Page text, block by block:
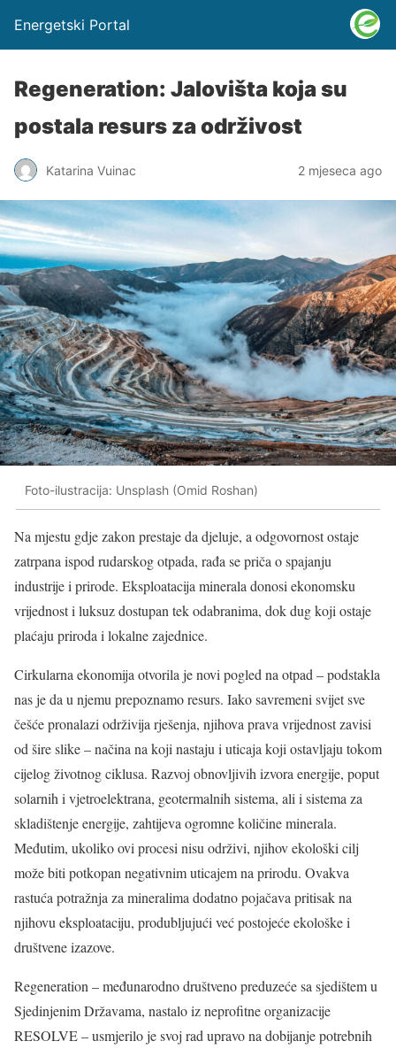
Energetski Portal
Regeneration: Jalovišta koja su
postala resurs za održivost
Katarina Vuinac 2 mjeseca ago
Foto-ilustracija: Unsplash (Omid Roshan)
Na mjestu gdje zakon prestaje da djeluje, a odgovornost ostaje
zatrpana ispod rudarskog otpada, rađa se priča o spajanju
industrije i prirode. Eksploatacija minerala donosi ekonomsku
vrijednost i luksuz dostupan tek odabranima, dok dug koji ostaje
plaćaju priroda i lokalne zajednice.
Cirkularna ekonomija otvorila je novi pogled na otpad – podstakla
nas je da u njemu prepoznamo resurs. Iako savremeni svijet sve
češće pronalazi održivija rješenja, njihova prava vrijednost zavisi
od šire slike – načina na koji nastaju i uticaja koji ostavljaju tokom
cijelog životnog ciklusa. Razvoj obnovljivih izvora energije, poput
solarnih i vjetroelektrana, geotermalnih sistema, ali i sistema za
skladištenje energije, zahtijeva ogromne količine minerala.
Međutim, ukoliko ovi procesi nisu održivi, njihov ekološki cilj
može biti potkopan negativnim uticajem na prirodu. Ovakva
rastuća potražnja za mineralima dodatno pojačava pritisak na
njihovu eksploataciju, produbljujući već postojeće ekološke i
društvene izazove.
Regeneration – međunarodno društveno preduzeće sa sjedištem u
Sjedinjenim Državama, nastalo iz neprofitne organizacije
RESOLVE – usmjerilo je svoj rad upravo na dobijanje potrebnih